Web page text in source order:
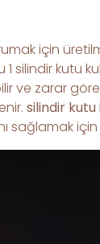
için
silindir kutu
ve zarar
silindir kutu
sağlamak